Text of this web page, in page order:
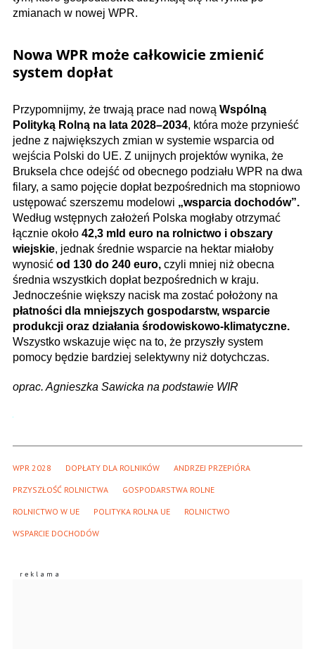
zmianach w nowej WPR.
Nowa WPR może całkowicie zmienić
system dopłat
Przypomnijmy, że trwają prace nad nową Wspólną
Polityką Rolną na lata 2028–2034, która może przynieść
jedne z największych zmian w systemie wsparcia od
wejścia Polski do UE. Z unijnych projektów wynika, że
Bruksela chce odejść od obecnego podziału WPR na dwa
filary, a samo pojęcie dopłat bezpośrednich ma stopniowo
ustępować szerszemu modelowi „wsparcia dochodów”.
Według wstępnych założeń Polska mogłaby otrzymać
łącznie około 42,3 mld euro na rolnictwo i obszary
wiejskie, jednak średnie wsparcie na hektar miałoby
wynosić od 130 do 240 euro, czyli mniej niż obecna
średnia wszystkich dopłat bezpośrednich w kraju.
Jednocześnie większy nacisk ma zostać położony na
płatności dla mniejszych gospodarstw, wsparcie
produkcji oraz działania środowiskowo-klimatyczne.
Wszystko wskazuje więc na to, że przyszły system
pomocy będzie bardziej selektywny niż dotychczas.
oprac. Agnieszka Sawicka na podstawie WIR
WPR 2028 DOPŁATY DLA ROLNIKÓW ANDRZEJ PRZEPIÓRA
PRZYSZŁOŚĆ ROLNICTWA GOSPODARSTWA ROLNE
ROLNICTWO W UE POLITYKA ROLNA UE ROLNICTWO
WSPARCIE DOCHODÓW